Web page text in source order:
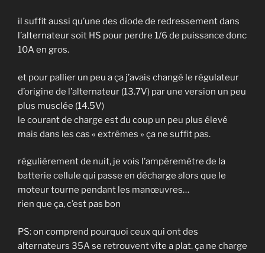
il suffit aussi qu’une des diode de redressement dans
l’alternateur soit HS pour perdre 1/6 de puissance donc
10A en gros.
et pour pallier un peu a ça j’avais changé le régulateur
d’origine de l’alternateur (13.7V) par une version un peu
plus musclée (14.5V)
le courant de charge est du coup un peu plus élevé
mais dans les cas « extrêmes » ça ne suffit pas.
régulièrement de nuit, je vois l’ampèremètre de la
batterie cellule qui passe en décharge alors que le
moteur tourne pendant les manœuvres…
rien que ça, c’est pas bon
PS: on comprend pourquoi ceux qui ont des
alternateurs 35A se retrouvent vite a plat. ça ne charge